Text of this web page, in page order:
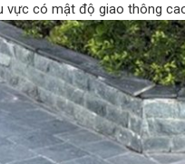
vực có mật độ giao thông